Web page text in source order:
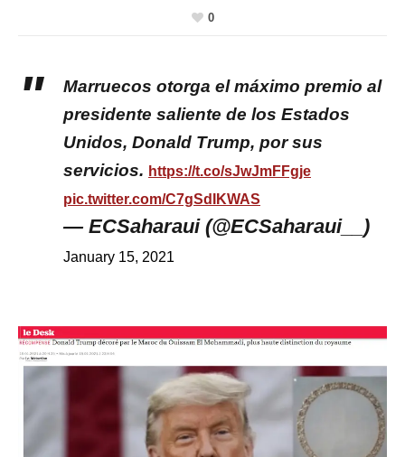
0
Marruecos otorga el máximo premio al
presidente saliente de los Estados
Unidos, Donald Trump, por sus
servicios. https://t.co/sJwJmFFgje
pic.twitter.com/C7gSdIKWAS
— ECSaharaui (@ECSaharaui__)
January 15, 2021